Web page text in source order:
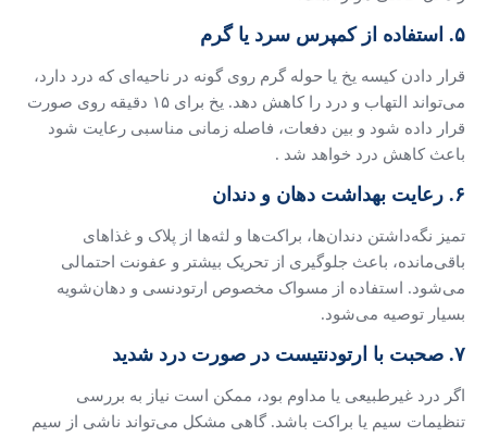
۵. استفاده از کمپرس سرد یا گرم
قرار دادن کیسه یخ یا حوله گرم روی گونه در ناحیه‌ای که درد دارد،
می‌تواند التهاب و درد را کاهش دهد. یخ برای ۱۵ دقیقه روی صورت
قرار داده شود و بین دفعات، فاصله زمانی مناسبی رعایت شود
باعث کاهش درد خواهد شد .
۶. رعایت بهداشت دهان و دندان
تمیز نگه‌داشتن دندان‌ها، براکت‌ها و لثه‌ها از پلاک و غذاهای
باقی‌مانده، باعث جلوگیری از تحریک بیشتر و عفونت احتمالی
می‌شود. استفاده از مسواک مخصوص ارتودنسی و دهان‌شویه
بسیار توصیه می‌شود.
۷. صحبت با ارتودنتیست در صورت درد شدید
اگر درد غیرطبیعی یا مداوم بود، ممکن است نیاز به بررسی
تنظیمات سیم یا براکت باشد. گاهی مشکل می‌تواند ناشی از سیم